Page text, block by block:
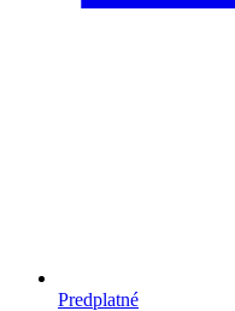
Predplatné